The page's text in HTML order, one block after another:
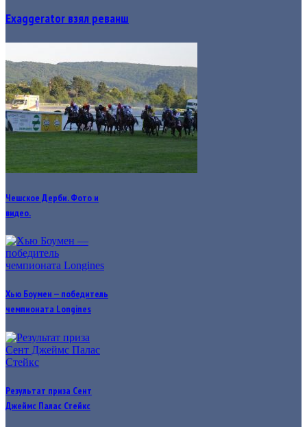
Exaggerator взял реванш
Чешское Дерби. Фото и
видео.
Хью Боумен — победитель
чемпионата Longines
Результат приза Сент
Джеймс Палас Стейкс